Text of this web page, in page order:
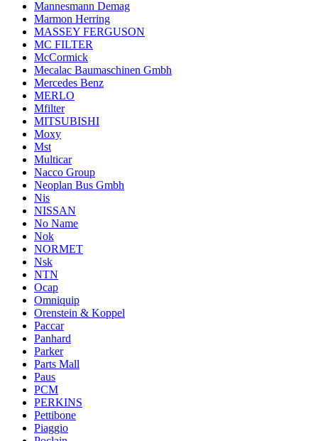
Mannesmann Demag
Marmon Herring
MASSEY FERGUSON
MC FILTER
McCormick
Mecalac Baumaschinen Gmbh
Mercedes Benz
MERLO
Mfilter
MITSUBISHI
Moxy
Mst
Multicar
Nacco Group
Neoplan Bus Gmbh
Nis
NISSAN
No Name
Nok
NORMET
Nsk
NTN
Ocap
Omniquip
Orenstein & Koppel
Paccar
Panhard
Parker
Parts Mall
Paus
PCM
PERKINS
Pettibone
Piaggio